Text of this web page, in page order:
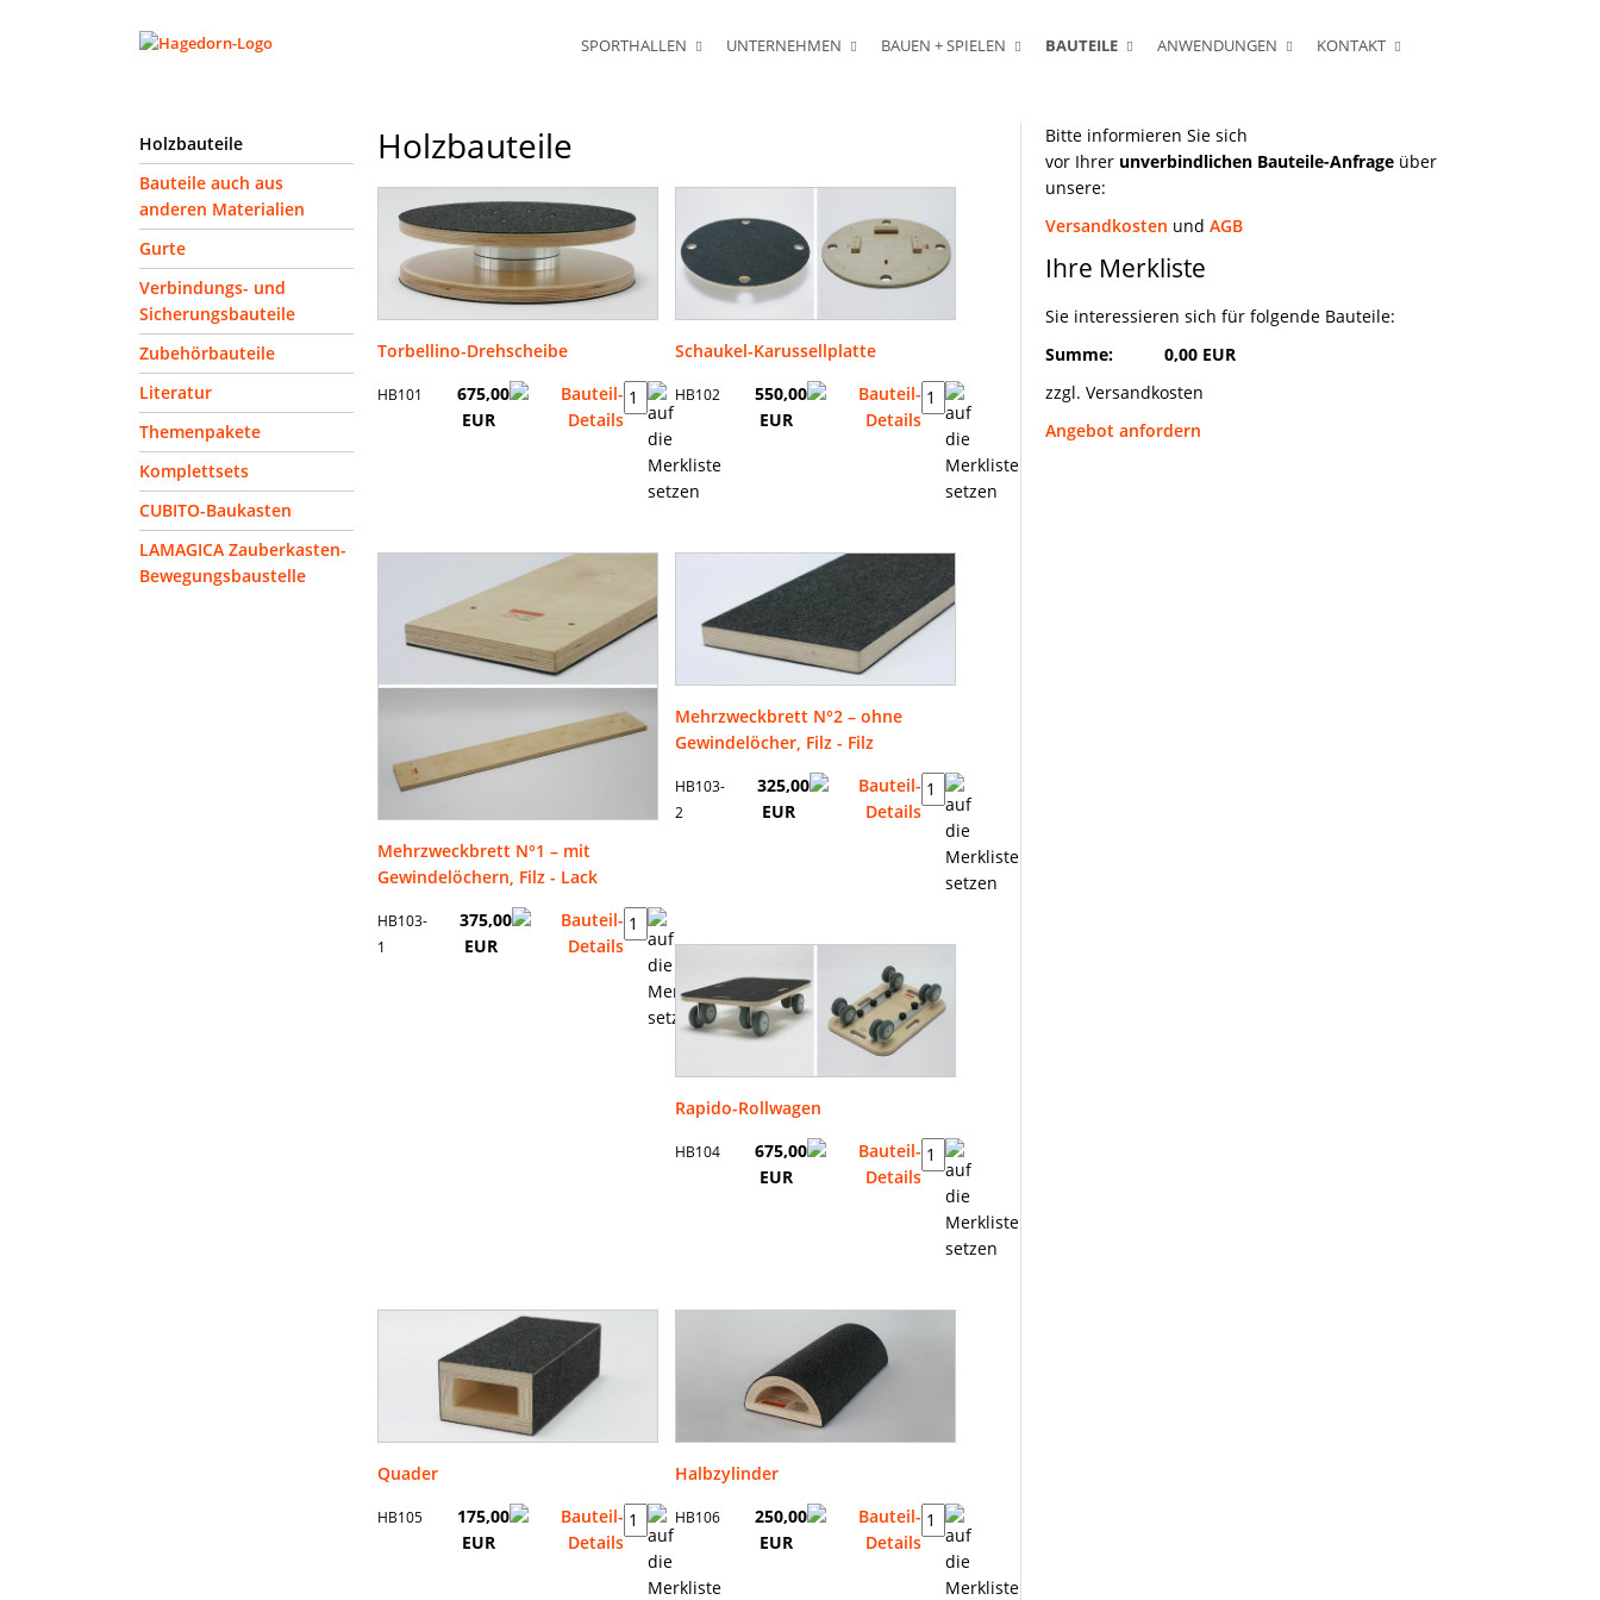
SPORTHALLEN UNTERNEHMEN BAUEN + SPIELEN BAUTEILE ANWENDUNGEN KONTAKT
Holzbauteile
Bauteile auch aus
anderen Materialien
Gurte
Verbindungs- und
Sicherungsbauteile
Zubehörbauteile
Literatur
Themenpakete
Komplettsets
CUBITO-Baukasten
LAMAGICA Zauberkasten-
Bewegungsbaustelle
Holzbauteile
Torbellino-Drehscheibe
HB101
675,00
EUR
Schaukel-Karussellplatte
HB102
550,00
EUR
Mehrzweckbrett N°1 – mit
Gewindelöchern, Filz - Lack
HB103-
1
375,00
EUR
Mehrzweckbrett N°2 – ohne
Gewindelöcher, Filz - Filz
HB103-
2
325,00
EUR
Rapido-Rollwagen
HB104
675,00
EUR
Quader
HB105
175,00
EUR
Halbzylinder
HB106
250,00
EUR
Bitte informieren Sie sich
vor Ihrer unverbindlichen Bauteile-Anfrageüber
unsere:
Versandkosten und AGB
Ihre Merkliste
Sie interessieren sich für folgende Bauteile:
Summe:
0,00 EUR
zzgl. Versandkosten
Angebot anfordern